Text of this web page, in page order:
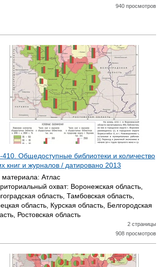
940 просмотров
410. Общедоступные библиотеки и количество
книг и журналов / датировано 2013
материала: Атлас
охват: Воронежская область,
область, Тамбовская область,
область, Курская область, Белгородская
Ростовская область
2 страницы
908 просмотров